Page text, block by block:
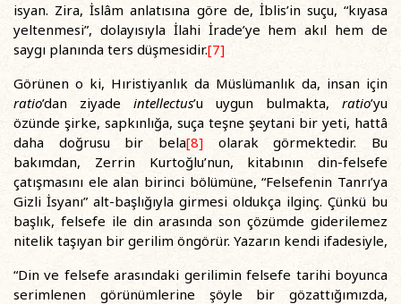
isyan. Zira, İslâm anlatısına göre de, İblis’in suçu, “kıyasa
yeltenmesi”, dolayısıyla İlahi İrade’ye hem akıl hem de
saygı planında ters düşmesidir.[7]
Görünen o ki, Hıristiyanlık da Müslümanlık da, insan için
ratio’dan ziyade intellectus’u uygun bulmakta, ratio’yu
özünde şirke, sapkınlığa, suça teşne şeytani bir yeti, hattâ
daha doğrusu bir bela[8] olarak görmektedir. Bu
bakımdan, Zerrin Kurtoğlu’nun, kitabının din-felsefe
çatışmasını ele alan birinci bölümüne, “Felsefenin Tanrı’ya
Gizli İsyanı” alt-başlığıyla girmesi oldukça ilginç. Çünkü bu
başlık, felsefe ile din arasında son çözümde giderilemez
nitelik taşıyan bir gerilim öngörür. Yazarın kendi ifadesiyle,
“Din ve felsefe arasındaki gerilimin felsefe tarihi boyunca
serimlenen görünümlerine şöyle bir gözattığımızda,